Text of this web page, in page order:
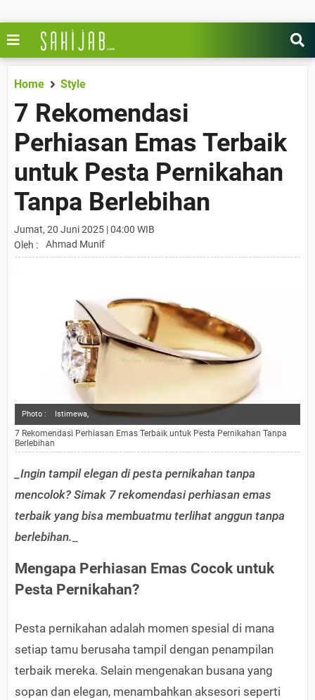
Home Style
7 Rekomendasi
Perhiasan Emas Terbaik
untuk Pesta Pernikahan
Tanpa Berlebihan
Jumat, 20 Juni 2025 | 04:00 WIB
Oleh :
Ahmad Munif
Photo : Istimewa,
7 Rekomendasi Perhiasan Emas Terbaik untuk Pesta Pernikahan Tanpa
Berlebihan
_Ingin tampil elegan di pesta pernikahan tanpa
mencolok? Simak 7 rekomendasi perhiasan emas
terbaik yang bisa membuatmu terlihat anggun tanpa
berlebihan.
Mengapa Perhiasan Emas Cocok untuk
Pesta Pernikahan?
Pesta pernikahan adalah momen spesial di mana
setiap tamu berusaha tampil dengan penampilan
terbaik mereka. Selain mengenakan busana yang
sopan dan elegan, menambahkan aksesori seperti